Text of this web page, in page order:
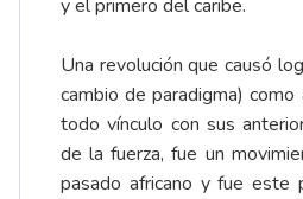
y el primero del caribe.
Una revolución que causó
cambio de paradigma)
todo vínculo con sus
de la fuerza, fue un
pasado africano y fue este